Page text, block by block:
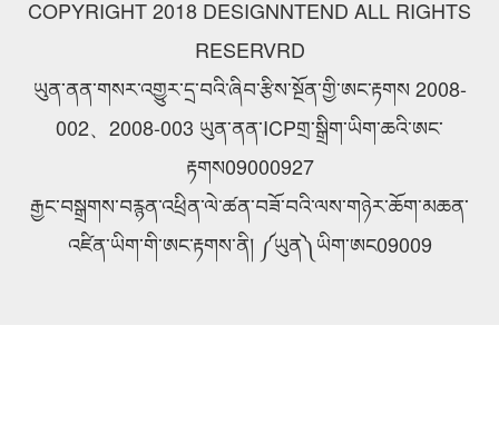
COPYRIGHT 2018 DESIGNNTEND ALL RIGHTS
RESERVRD
ཡུན་ནན་གསར་འགྱུར་དྲ་བའི་ཞིབ་རྩིས་སྔོན་གྱི་ཨང་རྟགས 2008-
002、2008-003 ཡུན་ནན་ICPགྲ་སྒྲིག་ཡིག་ཆའི་ཨང་
རྟགས09000927
རྒྱང་བསྒྲགས་བརྙན་འཕྲིན་ལེ་ཚན་བཟོ་བའི་ལས་གཉེར་ཆོག་མཆན་
འཛིན་ཡིག་གི་ཨང་རྟགས་ནི། ༼ཡུན༽ཡིག་ཨང09009